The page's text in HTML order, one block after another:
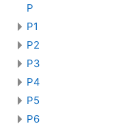
P
P1
P2
P3
P4
P5
P6